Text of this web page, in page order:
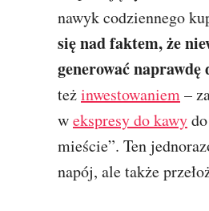
nawyk codziennego
się nad faktem, że
generować
teżinwestowaniem–
wekspresy do kawy
mieście”. Ten
napój, ale także